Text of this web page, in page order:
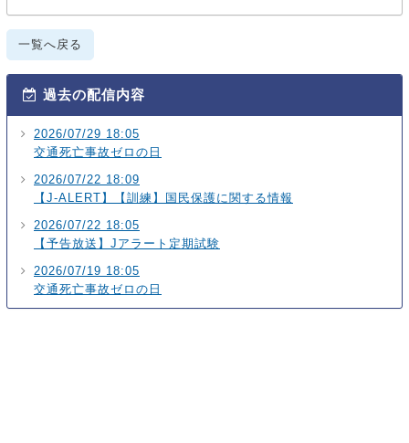
一覧へ戻る
過去の配信内容
2026/07/29 18:05
交通死亡事故ゼロの日
2026/07/22 18:09
【J-ALERT】【訓練】国民保護に関する情報
2026/07/22 18:05
【予告放送】Jアラート定期試験
2026/07/19 18:05
交通死亡事故ゼロの日